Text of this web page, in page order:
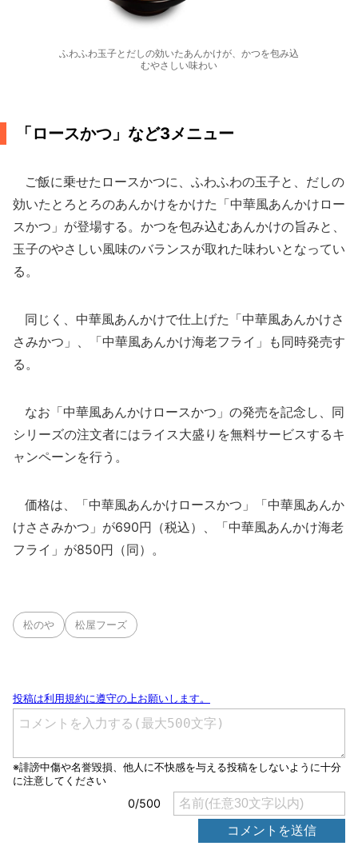
ふわふわ玉子とだしの効いたあんかけが、かつを包み込
むやさしい味わい
「ロースかつ」など3メニュー
ご飯に乗せたロースかつに、ふわふわの玉子と、だしの
効いたとろとろのあんかけをかけた「中華風あんかけロー
スかつ」が登場する。かつを包み込むあんかけの旨みと、
玉子のやさしい風味のバランスが取れた味わいとなってい
る。
同じく、中華風あんかけで仕上げた「中華風あんかけさ
さみかつ」、「中華風あんかけ海老フライ」も同時発売す
る。
なお「中華風あんかけロースかつ」の発売を記念し、同
シリーズの注文者にはライス大盛りを無料サービスするキ
ャンペーンを行う。
価格は、「中華風あんかけロースかつ」「中華風あんか
けささみかつ」が690円（税込）、「中華風あんかけ海老
フライ」が850円（同）。
松のや 松屋フーズ